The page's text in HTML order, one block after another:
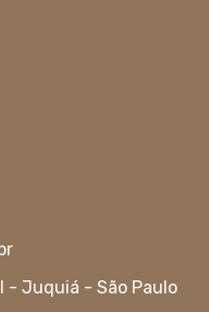
- Juquiá - São Paulo